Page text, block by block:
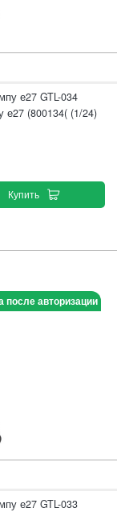
е27 GTL-034
(800134( (1/24)
Купить
после авторизации
е27 GTL-033